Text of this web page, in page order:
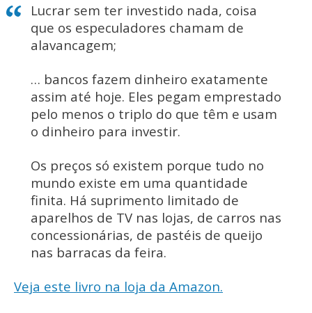
Lucrar sem ter investido nada, coisa
que os especuladores chamam de
alavancagem;
… bancos fazem dinheiro exatamente
assim até hoje. Eles pegam emprestado
pelo menos o triplo do que têm e usam
o dinheiro para investir.
Os preços só existem porque tudo no
mundo existe em uma quantidade
finita. Há suprimento limitado de
aparelhos de TV nas lojas, de carros nas
concessionárias, de pastéis de queijo
nas barracas da feira.
Veja este livro na loja da Amazon.